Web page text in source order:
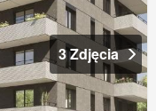
3 Zdjęcia